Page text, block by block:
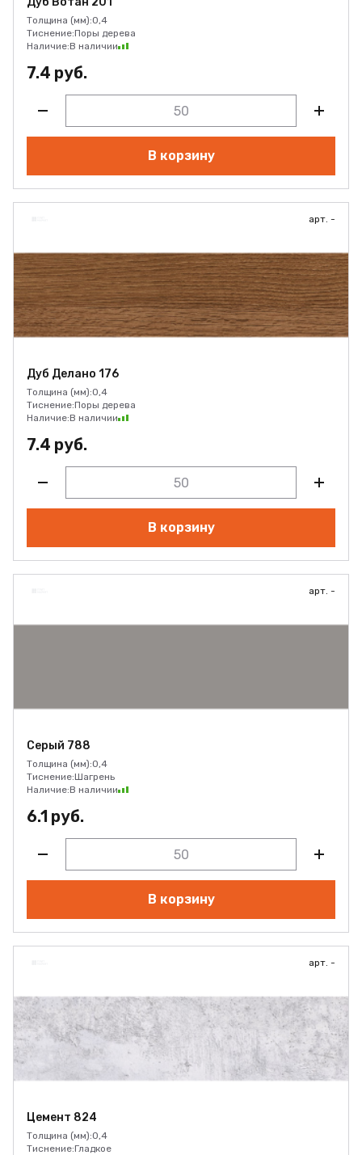
Толщина (мм):0,4
Тиснение:Поры дерева
Наличие:В наличии
7.4 руб.
В корзину
арт. -
Дуб Делано 176
Толщина (мм):0,4
Тиснение:Поры дерева
Наличие:В наличии
7.4 руб.
В корзину
арт. -
Серый 788
Толщина (мм):0,4
Тиснение:Шагрень
Наличие:В наличии
6.1 руб.
В корзину
арт. -
Цемент 824
Толщина (мм):0,4
Тиснение:Гладкое